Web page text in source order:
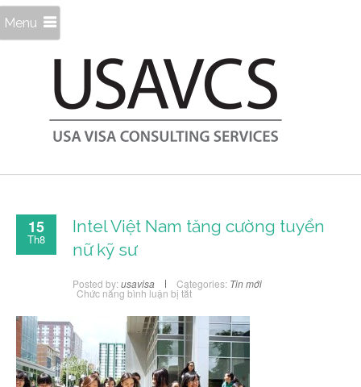
Menu
15
Th8
Intel Việt Nam tăng cường tuyển
nữ kỹ sư
Posted by: usavisa Categories: Tin mới
Chức năng bình luận bị tắtở
Intel
Nam
tăng
cường
tuyển
nữ
kỹ
sư